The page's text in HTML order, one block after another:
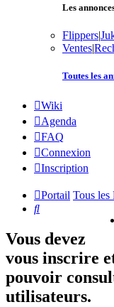
Les
Flippers|
Ventes|
Toutes les
Wiki
Agenda
FAQ
Connexion
Inscription
Portail Tous les
Rechercher
Vous devez
vous inscrire
pouvoir
utilisateurs.